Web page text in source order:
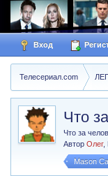
Вход
Телесериал.com
Что
Что за
АвторОлег,
Mason